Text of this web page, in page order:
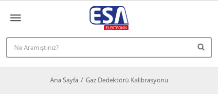
Ana Sayfa Gaz Dedektörü Kalibrasyonu